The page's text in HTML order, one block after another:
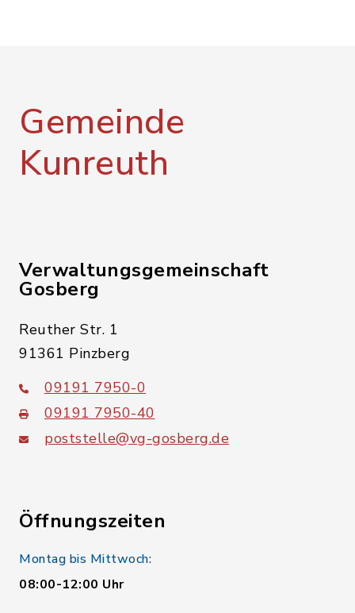
Gemeinde
Kunreuth
Verwaltungsgemeinschaft
Gosberg
Reuther Str. 1
91361 Pinzberg
09191 7950-0
09191 7950-40
poststelle@vg-gosberg.de
Öffnungszeiten
Montag bis Mittwoch:
08:00-12:00 Uhr